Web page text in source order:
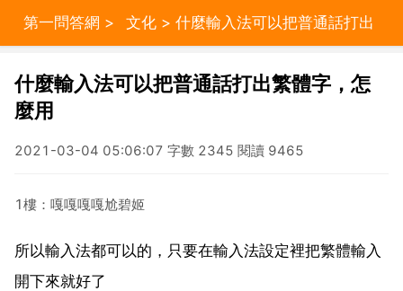
第一問答網 > 文化 > 什麼輸入法可以把普通話打出
繁體字，怎麼用
什麼輸入法可以把普通話打出繁體字，怎
麼用
2021-03-04 05:06:07 字數 2345 閱讀 9465
1樓：嘎嘎嘎嘎尬碧姬
所以輸入法都可以的，只要在輸入法設定裡把繁體輸入
開下來就好了